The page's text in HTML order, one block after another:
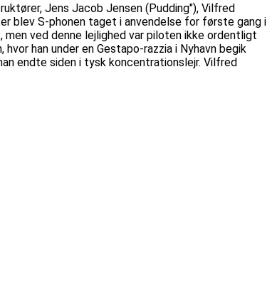
Jens Jacob Jensen (Pudding"), Vilfred
blev S-phonen taget i anvendelse for første gang i
ved denne lejlighed var piloten ikke ordentligt
han under en Gestapo-razzia i Nyhavn begik
endte siden i tysk koncentrationslejr. Vilfred